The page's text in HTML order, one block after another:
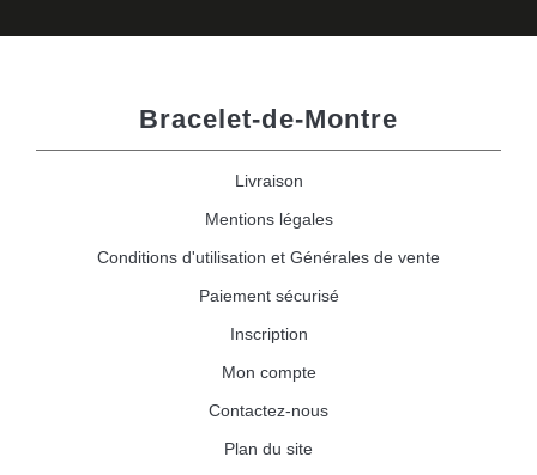
Bracelet-de-Montre
Livraison
Mentions légales
Conditions d'utilisation et Générales de vente
Paiement sécurisé
Inscription
Mon compte
Contactez-nous
Plan du site